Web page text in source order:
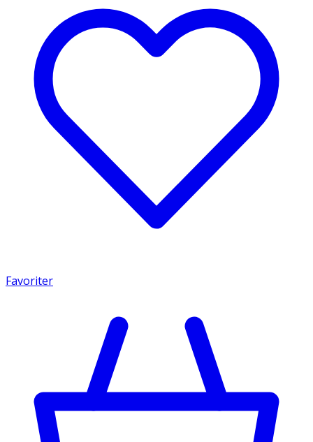
Favoriter